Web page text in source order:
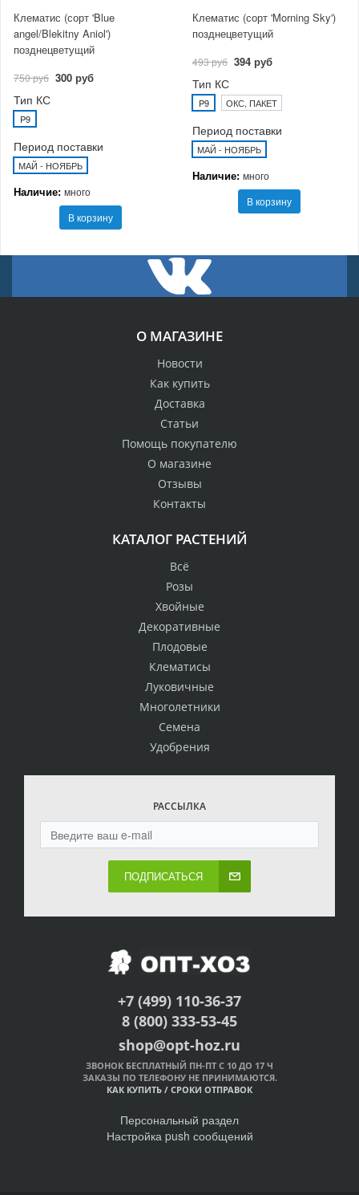
Клематис (сорт 'Blue
angel/Blekitny Aniol')
позднецветущий
750 руб 300 руб
Тип КС
P9
Период поставки
МАЙ - НОЯБРЬ
Наличие: много
В корзину
Клематис (сорт 'Morning Sky')
позднецветущий
493 руб 394 руб
Тип КС
P9 ОКС, ПАКЕТ
Период поставки
МАЙ - НОЯБРЬ
Наличие: много
В корзину
О МАГАЗИНЕ
Новости
Как купить
Доставка
Статьи
Помощь покупателю
О магазине
Отзывы
Контакты
КАТАЛОГ РАСТЕНИЙ
Всё
Розы
Хвойные
Декоративные
Плодовые
Клематисы
Луковичные
Многолетники
Семена
Удобрения
РАССЫЛКА
ПОДПИСАТЬСЯ
+7 (499) 110-36-37
8 (800) 333-53-45
shop@opt-hoz.ru
ЗВОНОК БЕСПЛАТНЫЙ ПН-ПТ С 10 ДО 17 Ч
ЗАКАЗЫ ПО ТЕЛЕФОНУ НЕ ПРИНИМАЮТСЯ.
КАК КУПИТЬ / СРОКИ ОТПРАВОК
Персональный раздел
Настройка push сообщений